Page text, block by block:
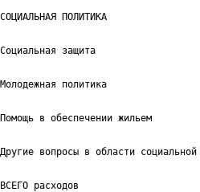
ВСЕГО расходов